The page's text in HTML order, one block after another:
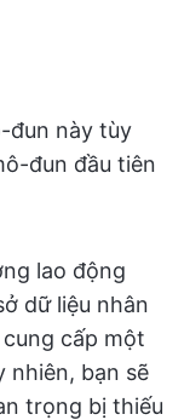
đun này tùy
đun đầu tiên
lao động
dữ liệu nhân
cấp một
nhiên, bạn sẽ
trọng bị thiếu